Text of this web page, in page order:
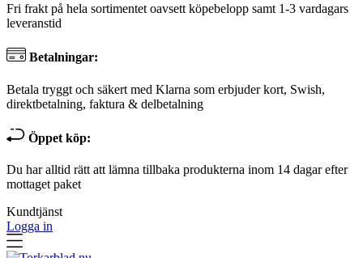
Fri frakt på hela sortimentet oavsett köpebelopp samt 1-3 vardagars
leveranstid
Betalningar:
Betala tryggt och säkert med Klarna som erbjuder kort, Swish,
direktbetalning, faktura & delbetalning
Öppet köp:
Du har alltid rätt att lämna tillbaka produkterna inom 14 dagar efter
mottaget paket
Kundtjänst
Logga in